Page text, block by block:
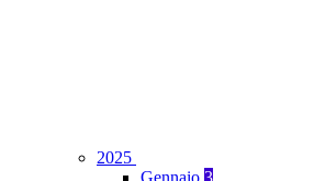
2025